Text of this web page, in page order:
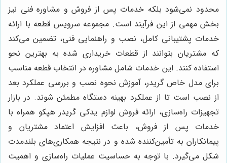
محدود نمی‌شود بلکه خدمات پس از فروش و مشاوره فنی نیز
بخش مهمی از این فرآیند است. مجموعه سرویس قطعه با ارائه
خدمات پشتیبانی کامل، نصب و راهنمایی فنی، تضمین می‌کند
که مشتریان بتوانند از قطعات خریداری شده به بهترین نحو
استفاده کنند. این خدمات شامل مشاوره در انتخاب قطعه مناسب
برای مدل خاص گريدر، آموزش نحوه نصب و بررسی عملکرد بعد
از نصب است تا از عملکرد بهینه دستگاه مطمئن شوند. در بازار
تجهیزات راه‌سازی، ارائه فروش لوازم يدكى گريدر هپكو همراه با
خدمات پس از فروش، باعث افزایش اعتماد مشتریان و
پیمانکاران به تأمین‌کننده شده و در نتیجه همکاری‌های بلندمدت
شکل می‌گیرد. با توجه به حساسیت عملیات راه‌سازی و اهمیت